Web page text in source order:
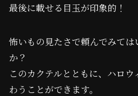
最後に載せる目玉が印象的！
怖いもの見たさで頼んでみては
か？
このカクテルとともに、ハロ
わうことができます。